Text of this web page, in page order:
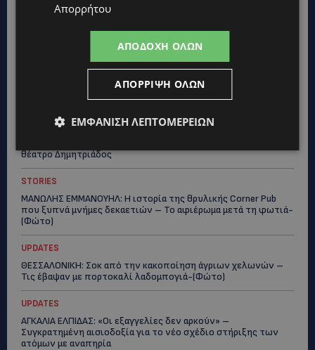
θέατρο Δημητριάδος
STORIES
ΜΑΝΩΛΗΣ ΕΜΜΑΝΟΥΗΛ: Η ιστορία της θρυλικής Corner Pub
που ξυπνά μνήμες δεκαετιών – Το αφιέρωμα μετά τη φωτιά-
(Φώτο)
UPDATES
ΘΕΣΣΑΛΟΝΙΚΗ: Σοκ από την κακοποίηση άγριων χελωνών –
Τις έβαψαν με πορτοκαλί λαδομπογιά-(Φώτο)
UPDATES
ΑΓΚΑΛΙΑ ΕΛΠΙΔΑΣ: «Οι εξαγγελίες δεν αρκούν» –
Συγκρατημένη αισιοδοξία για το νέο σχέδιο στήριξης των
ατόμων με αναπηρία
Απορρήτου
ΑΠΟΔΟΧΉ ΌΛΩΝ
ΑΠΌΡΡΙΨΗ ΌΛΩΝ
ΕΜΦΆΝΙΣΗ ΛΕΠΤΟΜΕΡΕΙΏΝ